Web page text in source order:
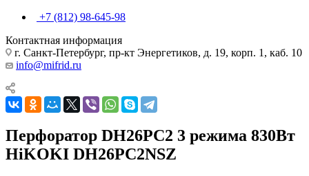
+7 (812) 98-645-98
Контактная информация
г. Санкт-Петербург, пр-кт Энергетиков, д. 19, корп. 1, каб. 10
info@mifrid.ru
Перфоратор DH26PC2 3 режима 830Вт
HiKOKI DH26PC2NSZ